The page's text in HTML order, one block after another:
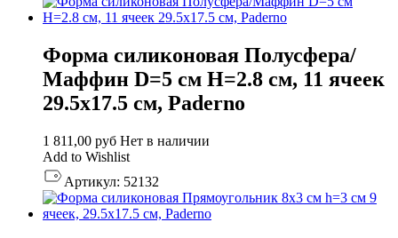
Форма силиконовая Полусфера/
Маффин D=5 см H=2.8 см, 11 ячеек
29.5х17.5 см, Paderno
1 811,00 руб Нет в наличии
Add to Wishlist
Артикул: 52132